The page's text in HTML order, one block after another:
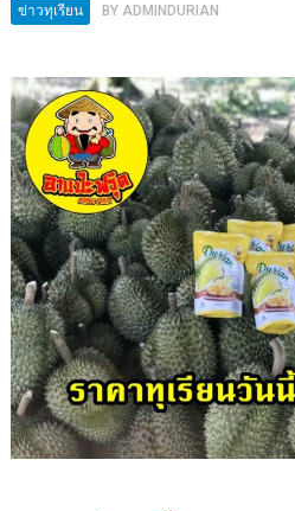
ข่าวทุเรียน BY ADMINDURIAN